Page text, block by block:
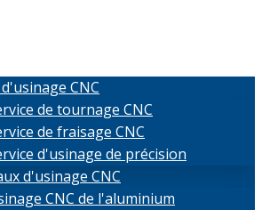
CNC
de tournage CNC
de fraisage CNC
d'usinage de précision
d'usinage CNC
CNC de l'aluminium